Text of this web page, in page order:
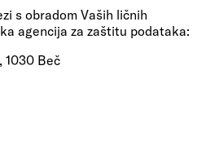
s obradom Vaših ličnih
agencija za zaštitu podataka:
1030 Beč